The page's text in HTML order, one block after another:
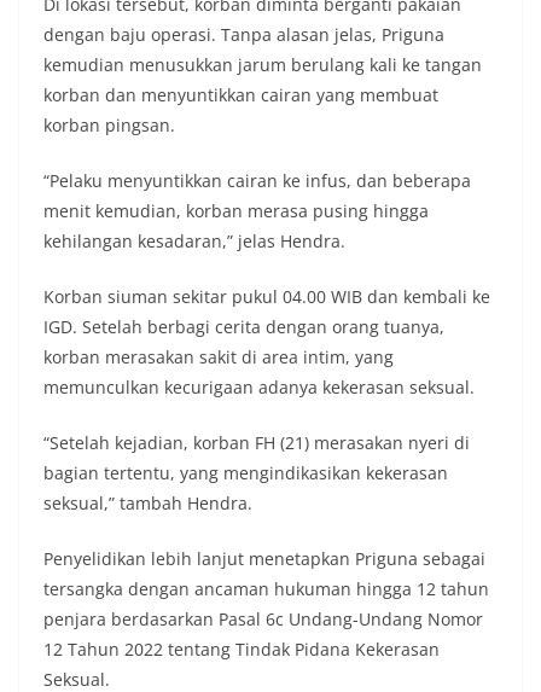
dengan baju operasi. Tanpa alasan jelas, Priguna
kemudian menusukkan jarum berulang kali ke tangan
korban dan menyuntikkan cairan yang membuat
korban pingsan.
“Pelaku menyuntikkan cairan ke infus, dan beberapa
menit kemudian, korban merasa pusing hingga
kehilangan kesadaran,” jelas Hendra.
Korban siuman sekitar pukul 04.00 WIB dan kembali ke
IGD. Setelah berbagi cerita dengan orang tuanya,
korban merasakan sakit di area intim, yang
memunculkan kecurigaan adanya kekerasan seksual.
“Setelah kejadian, korban FH (21) merasakan nyeri di
bagian tertentu, yang mengindikasikan kekerasan
seksual,” tambah Hendra.
Penyelidikan lebih lanjut menetapkan Priguna sebagai
tersangka dengan ancaman hukuman hingga 12 tahun
penjara berdasarkan Pasal 6c Undang-Undang Nomor
12 Tahun 2022 tentang Tindak Pidana Kekerasan
Seksual.